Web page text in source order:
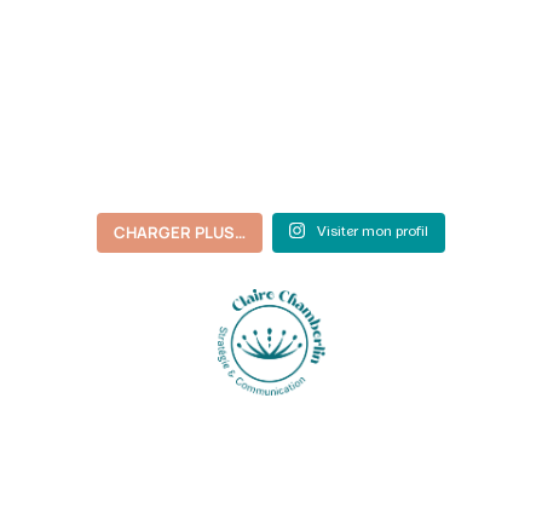
CHARGER PLUS… Visiter mon profil